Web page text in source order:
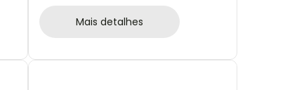
Mais detalhes